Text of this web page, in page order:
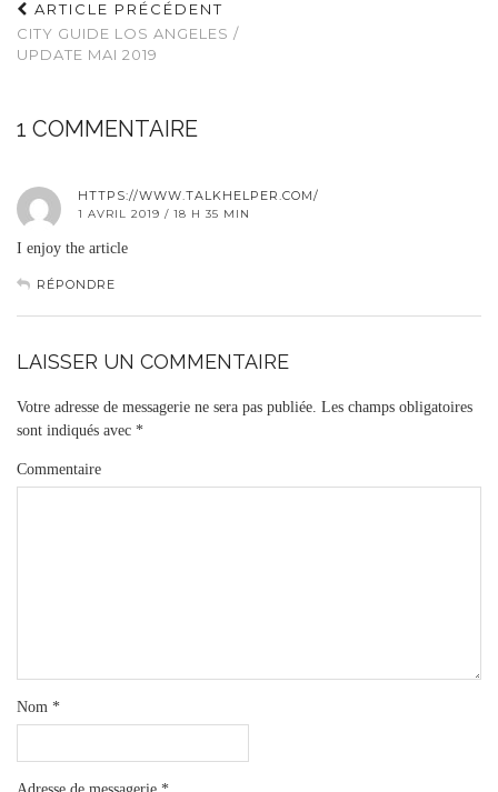
ARTICLE PRÉCÉDENT
CITY GUIDE LOS ANGELES /
UPDATE MAI 2019
1 COMMENTAIRE
HTTPS://WWW.TALKHELPER.COM/
1 AVRIL 2019 / 18 H 35 MIN
I enjoy the article
RÉPONDRE
LAISSER UN COMMENTAIRE
Votre adresse de messagerie ne sera pas publiée. Les champs obligatoires
sont indiqués avec *
Commentaire
Nom *